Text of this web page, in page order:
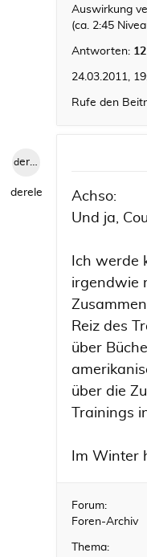
Auswirkung
(ca. 2:45
Antworten: 12
24.03.2011,
Rufe den
derele
derele
Achso:
Und ja,
Ich werde
irgendwie
Reiz des
über
über die
Trainings
Im Winter
Forum:
Foren-Archiv
Thema: